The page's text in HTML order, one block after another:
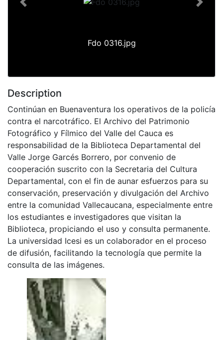
Fdo 0316.jpg
Previous Next
Description
Continúan en Buenaventura los operativos de la policía
contra el narcotráfico. El Archivo del Patrimonio
Fotográfico y Fílmico del Valle del Cauca es
responsabilidad de la Biblioteca Departamental del
Valle Jorge Garcés Borrero, por convenio de
cooperación suscrito con la Secretaria del Cultura
Departamental, con el fin de aunar esfuerzos para su
conservación, preservación y divulgación del Archivo
entre la comunidad Vallecaucana, especialmente entre
los estudiantes e investigadores que visitan la
Biblioteca, propiciando el uso y consulta permanente.
La universidad Icesi es un colaborador en el proceso
de difusión, facilitando la tecnología que permite la
consulta de las imágenes.